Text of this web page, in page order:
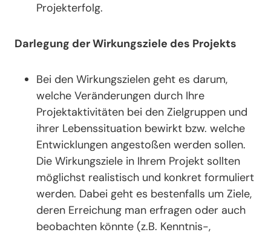
Projekterfolg.
Darlegung der Wirkungsziele des Projekts
Bei den Wirkungszielen geht es darum,
welche Veränderungen durch Ihre
Projektaktivitäten bei den Zielgruppen und
ihrer Lebenssituation bewirkt bzw. welche
Entwicklungen angestoßen werden sollen.
Die Wirkungsziele in Ihrem Projekt sollten
möglichst realistisch und konkret formuliert
werden. Dabei geht es bestenfalls um Ziele,
deren Erreichung man erfragen oder auch
beobachten könnte (z.B. Kenntnis-,